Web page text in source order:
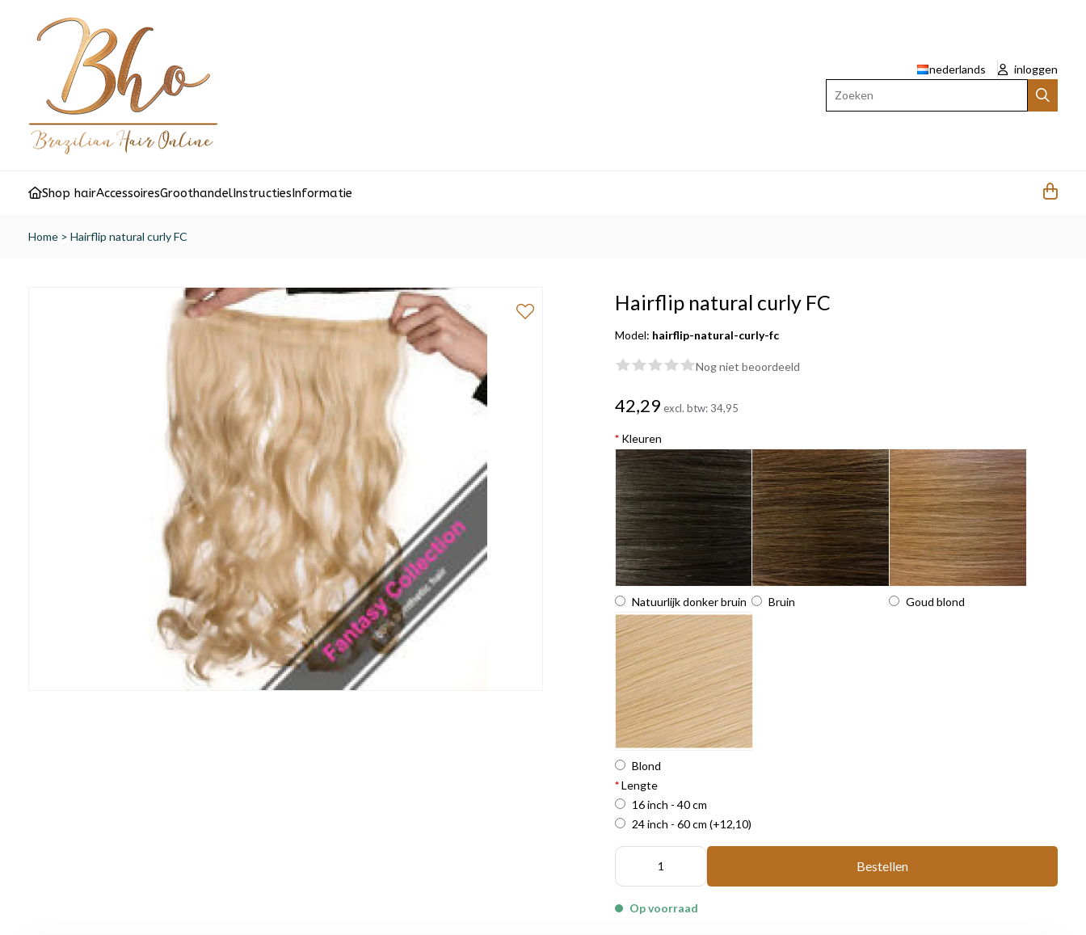
nederlands
inloggen
Shop hairAccessoiresGroothandelInstructiesInformatie
Home > Hairflip natural curly FC
Hairflip natural curly FC
Model: hairflip-natural-curly-fc
Nog niet beoordeeld
42,29 excl. btw: 34,95
* Kleuren
Natuurlijk donker bruin Bruin Goud blond
Blond
*Lengte
16 inch - 40 cm
24 inch - 60 cm (+12,10)
Bestellen
Op voorraad